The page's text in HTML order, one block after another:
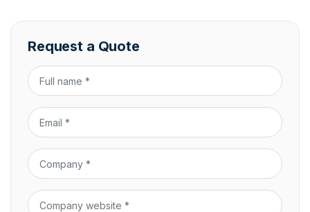
Request a Quote